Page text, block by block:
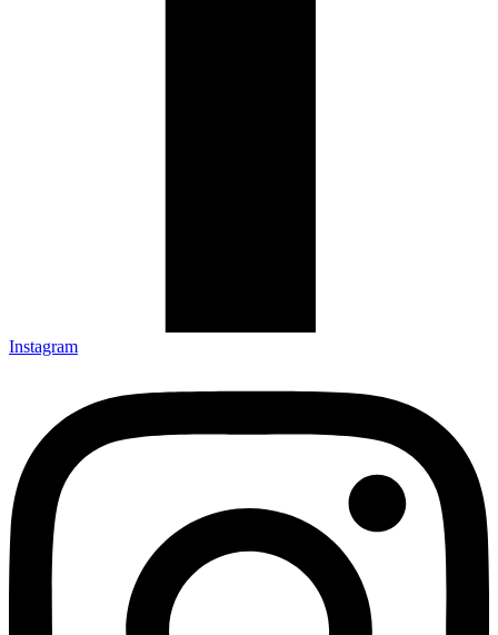
Instagram